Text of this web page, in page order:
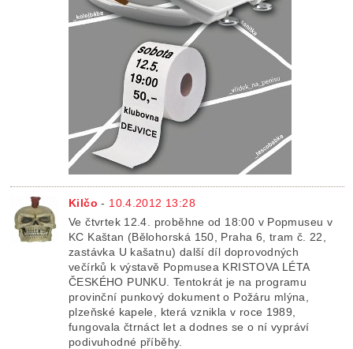
Kilčo - 10.4.2012 13:28
Ve čtvrtek 12.4. proběhne od 18:00 v Popmuseu v
KC Kaštan (Bělohorská 150, Praha 6, tram č. 22,
zastávka U kašatnu) další díl doprovodných
večírků k výstavě Popmusea KRISTOVA LÉTA
ČESKÉHO PUNKU. Tentokrát je na programu
provinční punkový dokument o Požáru mlýna,
plzeňské kapele, která vznikla v roce 1989,
fungovala čtrnáct let a dodnes se o ní vypráví
podivuhodné příběhy.